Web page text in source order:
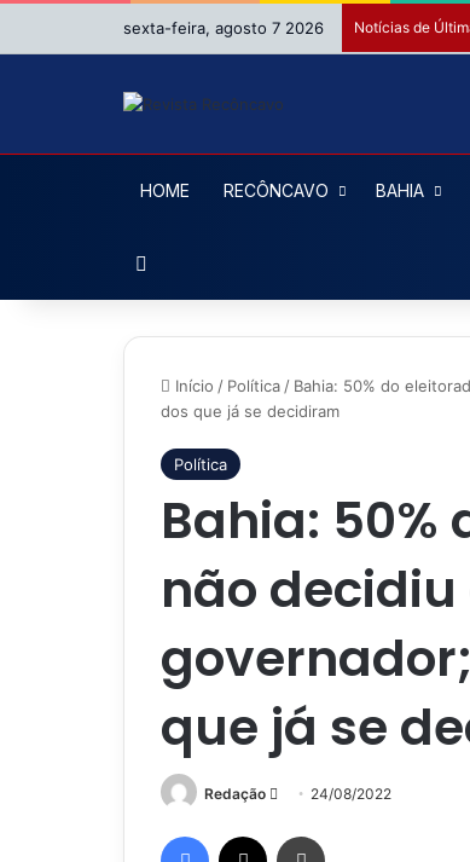
sexta-feira, agosto 7 2026 Notícias de
HOME RECÔNCAVO BAHIA
Início / Política / Bahia: 50% do
dos que já se decidiram
Política
Bahia: 50%
não
que já se
Redação
Mande
e-
24/08/2022
Facebook